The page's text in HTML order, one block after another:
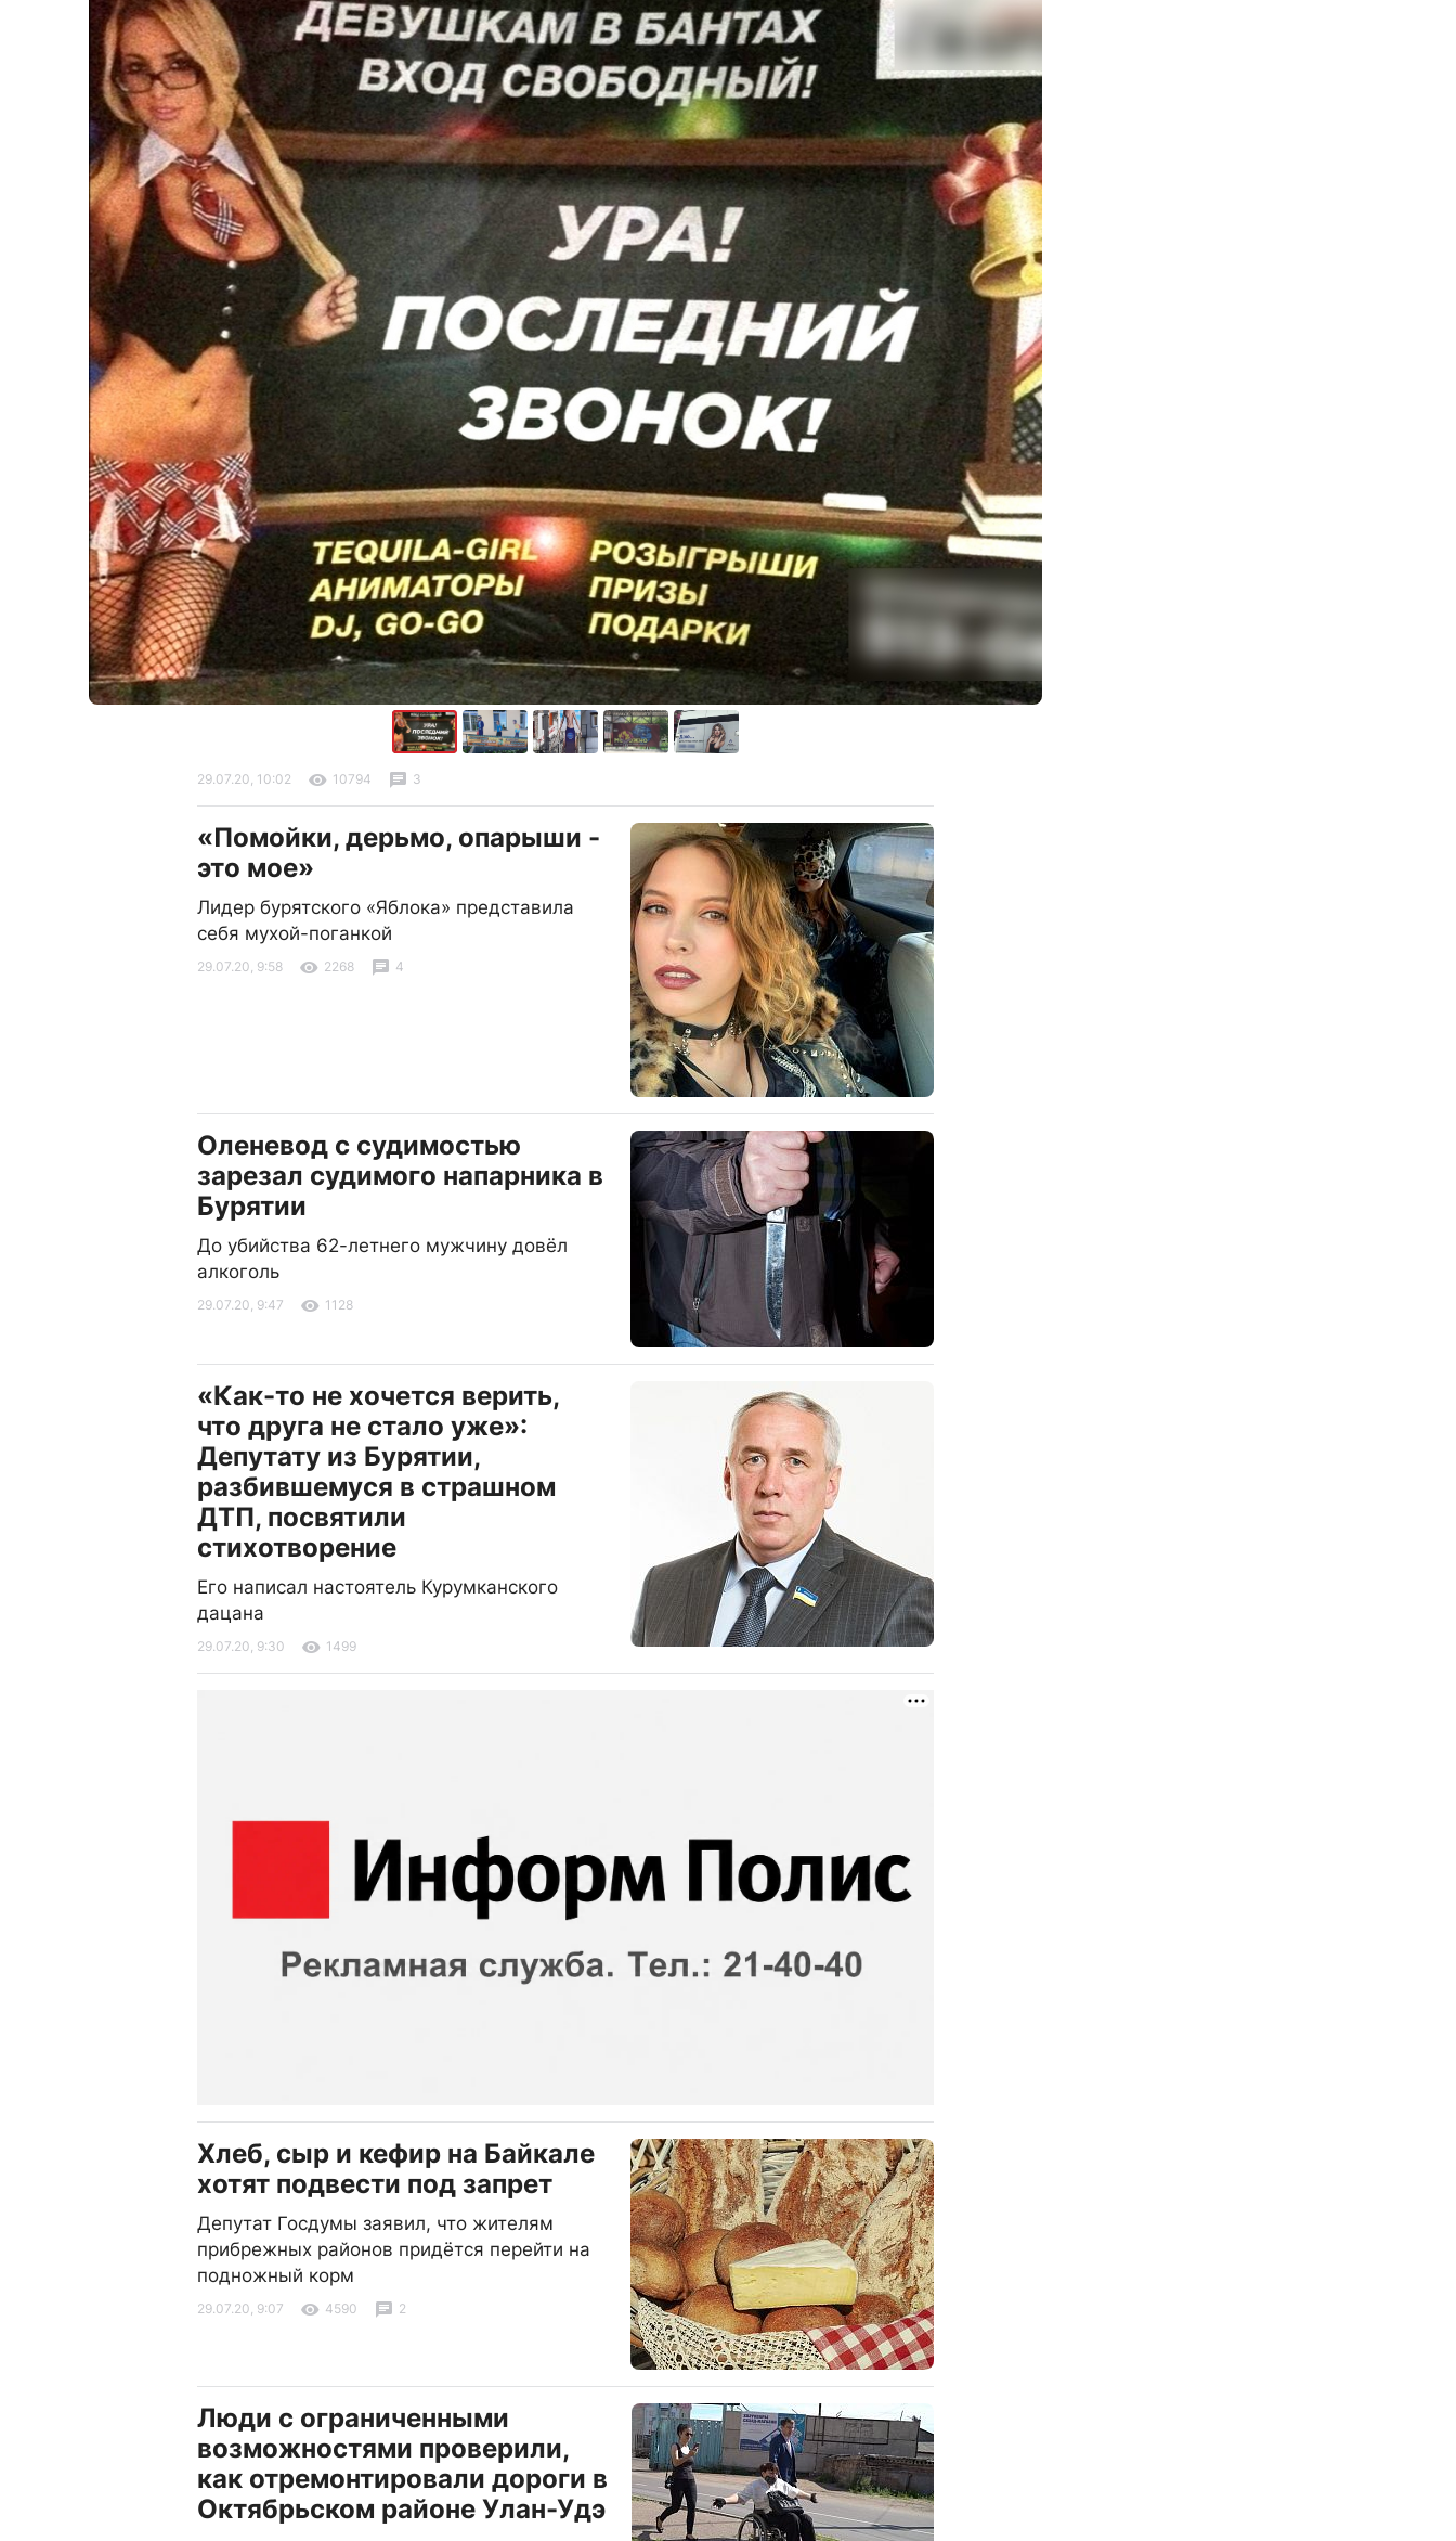
29.07.20, 10:02 10794 3
«Помойки, дерьмо, опарыши -
это мое»
Лидер бурятского «Яблока» представила
себя мухой-поганкой
29.07.20, 9:58 2268 4
Оленевод с судимостью
зарезал судимого напарника в
Бурятии
До убийства 62-летнего мужчину довёл
алкоголь
29.07.20, 9:47 1128
«Как-то не хочется верить,
что друга не стало уже»:
Депутату из Бурятии,
разбившемуся в страшном
ДТП, посвятили
стихотворение
Его написал настоятель Курумканского
дацана
29.07.20, 9:30 1499
Хлеб, сыр и кефир на Байкале
хотят подвести под запрет
Депутат Госдумы заявил, что жителям
прибрежных районов придётся перейти на
подножный корм
29.07.20, 9:07 4590 2
Люди с ограниченными
возможностями проверили,
как отремонтировали дороги в
Октябрьском районе Улан-Удэ